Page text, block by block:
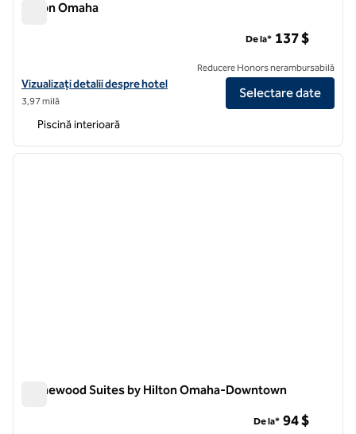
Hilton Omaha
Vizualizați detaliile hotelului Hilton Omaha
Vizualizați detalii despre hotel
3,97 milă
De la* 137 $
Reducere Honors nerambursabilă
Selectare date
Piscină interioară
1 din 12
Homewood Suites by Hilton Omaha-Downtown
De la* 94 $